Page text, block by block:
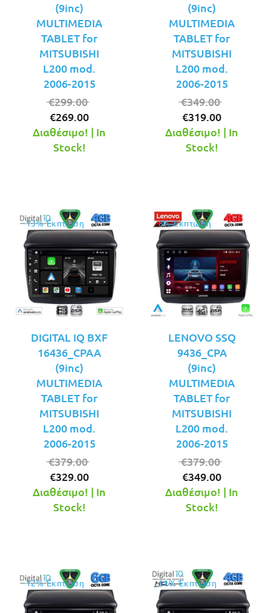
(9inc)
MULTIMEDIA
TABLET for
MITSUBISHI
L200 mod.
2006-2015
€299.00
was:
€269.00
τρέχουσα
Διαθέσιμο! | In
Stock!
(9inc)
MULTIMEDIA
TABLET for
MITSUBISHI
L200 mod.
2006-2015
€349.00
was:
€319.00
τρέχουσα
Διαθέσιμο! | In
Stock!
13% Έκπτωση
DIGITAL IQ BXF
16436_CPAA
(9inc)
MULTIMEDIA
TABLET for
MITSUBISHI
L200 mod.
2006-2015
€379.00
was:
€329.00
τρέχουσα
Διαθέσιμο! | In
Stock!
8% Έκπτωση
LENOVO SSQ
9436_CPA
(9inc)
MULTIMEDIA
TABLET for
MITSUBISHI
L200 mod.
2006-2015
€379.00
was:
€349.00
τρέχουσα
Διαθέσιμο! | In
Stock!
12% Έκπτωση 11% Έκπτωση